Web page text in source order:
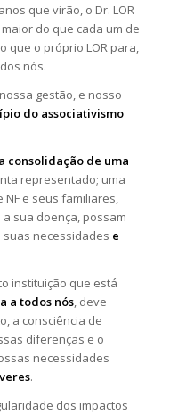
que virão, o Dr. LOR
do que cada um de
que o próprio LOR para,
nós.
gestão, e nosso
do associativismo
consolidação de uma
representado; uma
e seus familiares,
sua doença, possam
necessidades e
instituição que está
a todos nós, deve
a consciência de
diferenças e o
necessidades
.
dos impactos